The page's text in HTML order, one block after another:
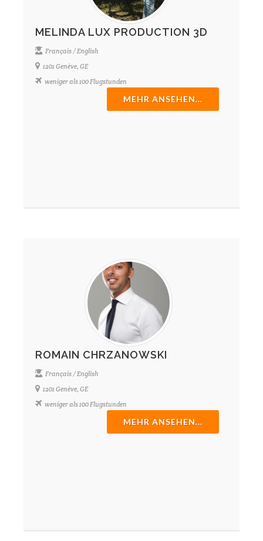
MELINDA LUX PRODUCTION 3D
Français / English
1201 Genève, GE
weniger als 100 Flugstunden
MEHR ANSEHEN...
ROMAIN CHRZANOWSKI
Français / English
1201 Genève, GE
weniger als 100 Flugstunden
MEHR ANSEHEN...